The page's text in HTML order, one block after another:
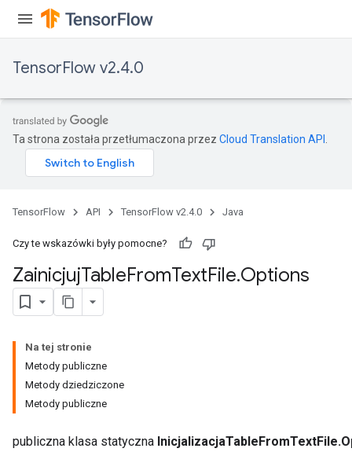
TensorFlow v2.4.0
Ta strona została przetłumaczona przez Cloud Translation API
TensorFlow API TensorFlow v2.4.0 Java
Czy te wskazówki były pomocne?
ZainicjujTableFromTextFile.Options
Na tej stronie
Metody publiczne
Metody dziedziczone
Metody publiczne
publiczna klasa statyczna